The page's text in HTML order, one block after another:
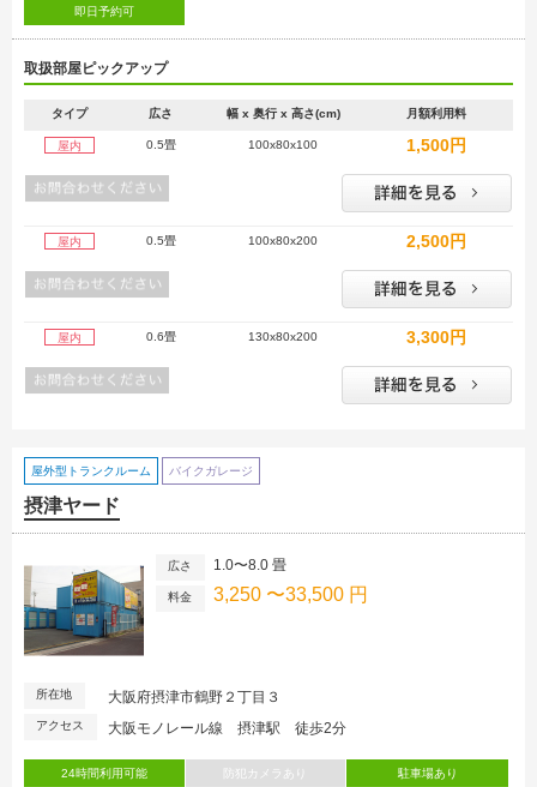
即日予約可
取扱部屋ピックアップ
タイプ 広さ 幅 x 奥行 x 高さ(cm) 月額利用料
屋内 0.5畳 100x80x100 1,500円
屋内 0.5畳 100x80x200 2,500円
屋内 0.6畳 130x80x200 3,300円
屋外型トランクルーム バイクガレージ
摂津ヤード
広さ 1.0〜8.0 畳
料金 3,250 〜33,500 円
所在地 大阪府摂津市鶴野２丁目３
アクセス 大阪モノレール線 摂津駅 徒歩2分
24時間利用可能 防犯カメラあり 駐車場あり